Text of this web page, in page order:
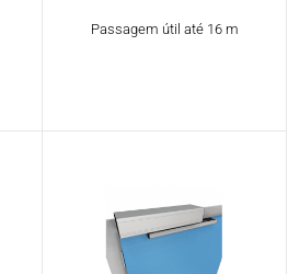
Passagem útil até 16 m